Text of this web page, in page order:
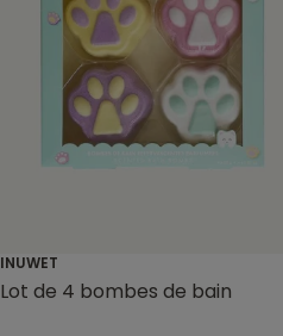
INUWET
Lot de 4 bombes de bain